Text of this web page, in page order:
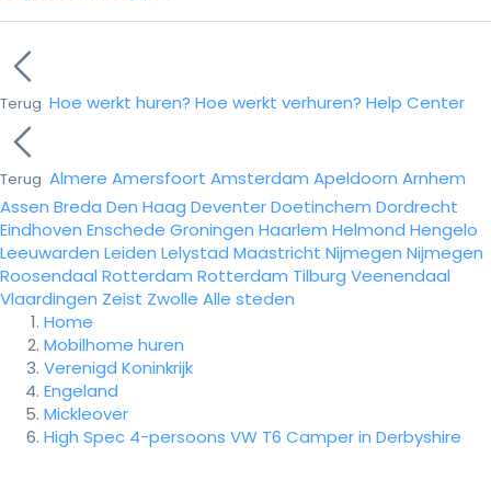
Terug Hoe werkt huren? Hoe werkt verhuren? Help Center
Terug Almere Amersfoort Amsterdam Apeldoorn Arnhem
Assen Breda Den Haag DeventerDoetinchem Dordrecht
Eindhoven Enschede Groningen Haarlem Helmond Hengelo
Leeuwarden Leiden Lelystad Maastricht Nijmegen Nijmegen
Roosendaal Rotterdam Rotterdam Tilburg Veenendaal
Vlaardingen Zeist Zwolle Alle steden
Home
Mobilhome huren
Verenigd Koninkrijk
Engeland
Mickleover
High Spec 4-persoons VW T6 Camper in Derbyshire